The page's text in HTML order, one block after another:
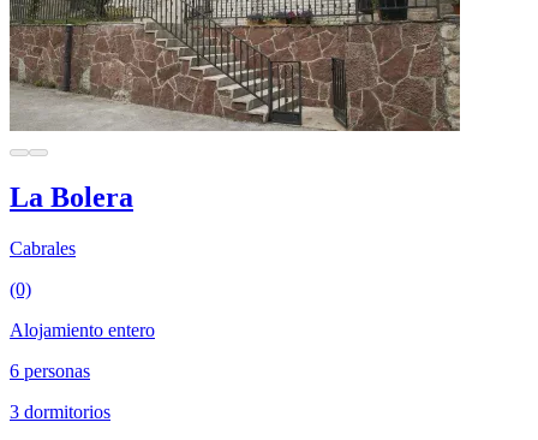
La Bolera
Cabrales
(0)
Alojamiento entero
6 personas
3 dormitorios